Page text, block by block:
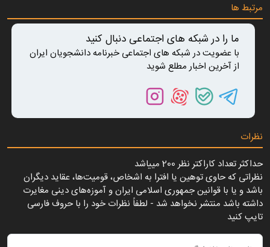
مرتبط ها
ما را در شبکه های اجتماعی دنبال کنید
با عضویت در شبکه های اجتماعی خبرنامه دانشجویان ایران
از آخرین اخبار مطلع شوید
نظرات
حداکثر تعداد کاراکتر نظر 200 ميياشد
نظراتی که حاوی توهین یا افترا به اشخاص، قومیت‌ها، عقاید دیگران
باشد و یا با قوانین جمهوری اسلامی ایران و آموزه‌های دینی مغایرت
داشته باشد منتشر نخواهد شد - لطفاً نظرات خود را با حروف فارسی
تایپ کنید